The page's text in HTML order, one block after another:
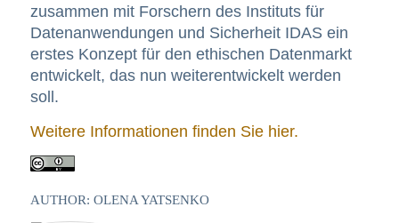
zusammen mit Forschern des Instituts für
Datenanwendungen und Sicherheit IDAS ein
erstes Konzept für den ethischen Datenmarkt
entwickelt, das nun weiterentwickelt werden
soll.
Weitere Informationen finden Sie hier.
AUTHOR: OLENA YATSENKO